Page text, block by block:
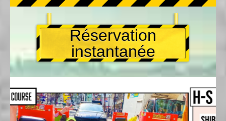
Réservation
instantanée